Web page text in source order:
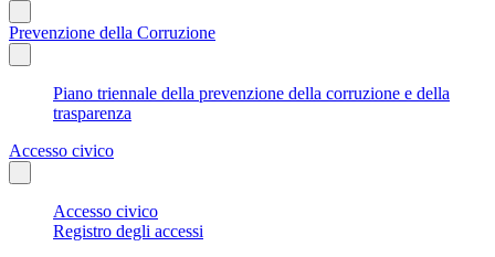
Prevenzione della Corruzione
Piano triennale della prevenzione della corruzione e della
trasparenza
Accesso civico
Accesso civico
Registro degli accessi